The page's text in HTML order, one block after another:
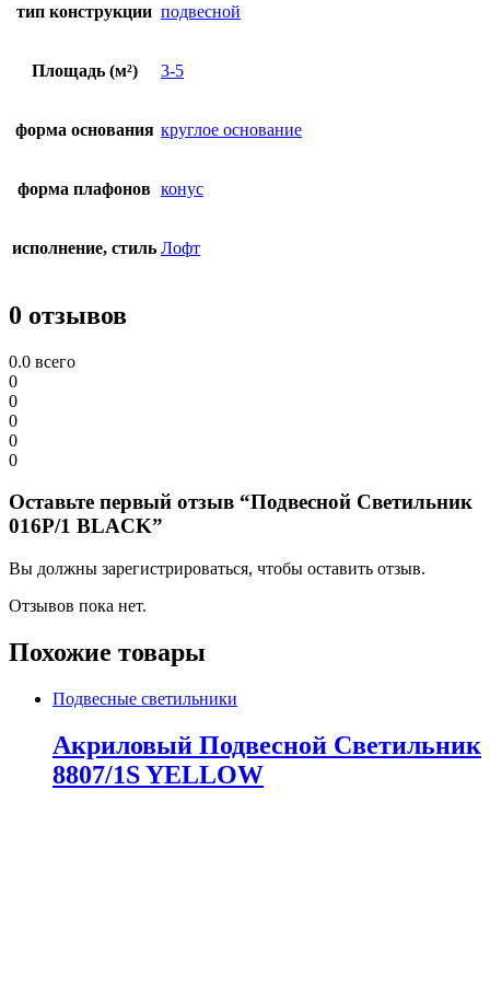
тип конструкции подвесной
Площадь (м²) 3-5
форма основания круглое основание
форма плафонов конус
исполнение, стиль Лофт
0 отзывов
0.0 всего
0
0
0
0
0
Оставьте первый отзыв “Подвесной Светильник
016P/1 BLACK”
Вы должны зарегистрироваться, чтобы оставить отзыв.
Отзывов пока нет.
Похожие товары
Подвесные светильники
Акриловый Подвесной Светильник
8807/1S YELLOW